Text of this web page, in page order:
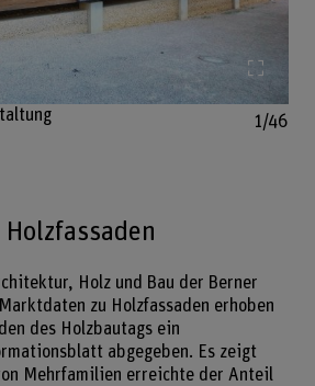
1/46
Holz und Bau der Berner
zu Holzfassaden erhoben
des Holzbautags ein
abgegeben. Es zeigt
Mehrfamilien erreichte der Anteil